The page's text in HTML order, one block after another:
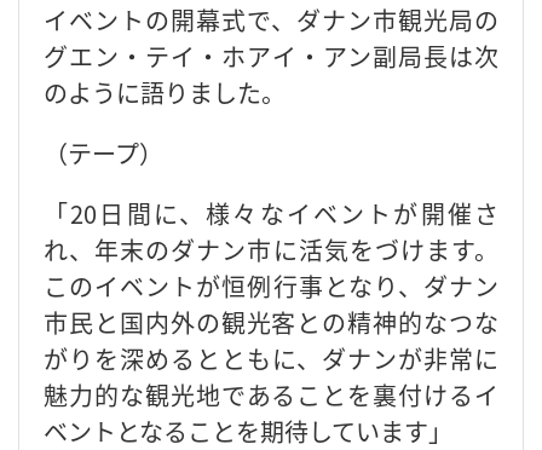
イベントの開幕式で、ダナン市観光局の
グエン・テイ・ホアイ・アン副局長は次
のように語りました。
（テープ）
「20日間に、様々なイベントが開催さ
れ、年末のダナン市に活気をづけます。
このイベントが恒例行事となり、ダナン
市民と国内外の観光客との精神的なつな
がりを深めるとともに、ダナンが非常に
魅力的な観光地であることを裏付けるイ
ベントとなることを期待しています」